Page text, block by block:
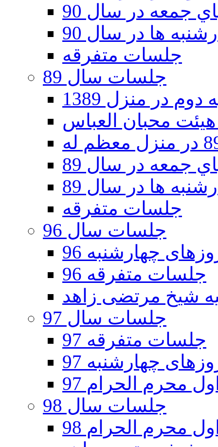
جمعه در سال 90
ها در سال 90
جلسات متفرقه
جلسات سال 89
در منزل 1389
جمعه در سال 89
ها در سال 89
جلسات متفرقه
جلسات سال 96
چهارشنبه 96
جلسات متفرقه 96
جلسات سال 97
جلسات متفرقه 97
چهارشنبه 97
محرم الحرام 97
جلسات سال 98
محرم الحرام 98